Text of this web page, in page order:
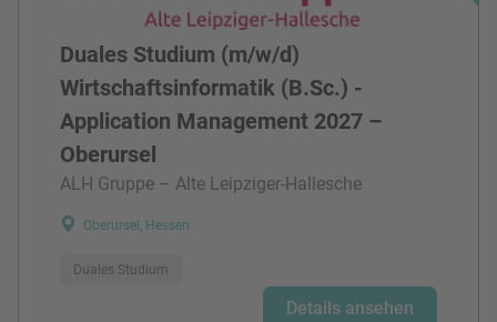
Duales Studium (m/w/d)
Wirtschaftsinformatik (B.Sc.) -
Application Management 2027 –
Oberursel
ALH Gruppe – Alte Leipziger-Hallesche
Oberursel, Hessen
Duales Studium
Details ansehen